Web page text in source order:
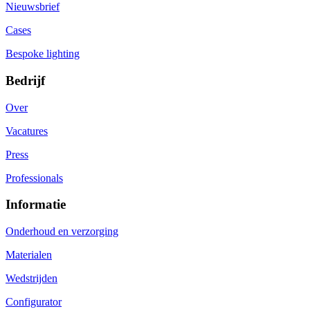
Nieuwsbrief
Cases
Bespoke lighting
Bedrijf
Over
Vacatures
Press
Professionals
Informatie
Onderhoud en verzorging
Materialen
Wedstrijden
Configurator